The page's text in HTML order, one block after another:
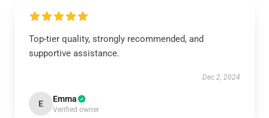
Top-tier quality, strongly recommended, and
supportive assistance.
Dec 2, 2024
E Emma
Verified owner